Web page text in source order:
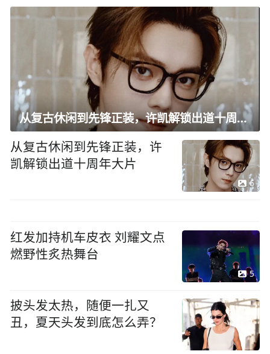
从复古休闲到先锋正装，许凯解锁出道十周年大片
从复古休闲到先锋正装，许
凯解锁出道十周年大片
6
红发加持机车皮衣 刘耀文点
燃野性炙热舞台
5
披头发太热，随便一扎又
丑，夏天头发到底怎么弄？